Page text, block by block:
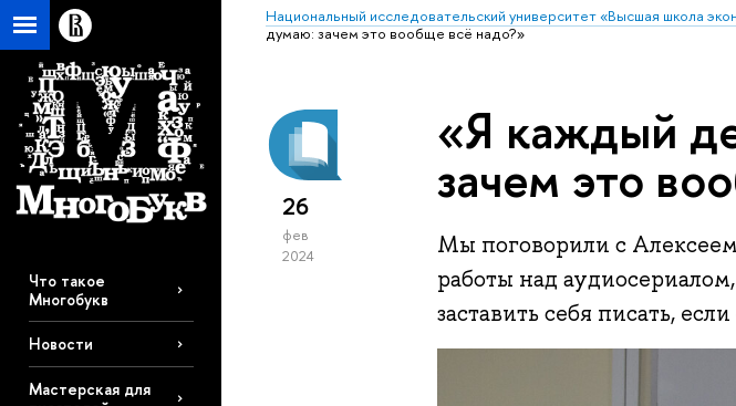
Национальный исследовательский университет «Высшая школа
думаю: зачем это вообще всё надо?»
Что такое
Многобукв
Новости
Мастерская для
26
фев
2024
«Я каждый
зачем это
Мы поговорили с Алексеем
работы над аудиосериалом,
заставить себя писать,